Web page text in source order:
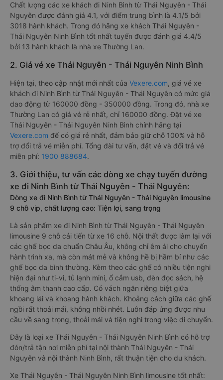
Chất lượng các xe khách đi Ninh Bình từ Thái Nguyên - Thái
Nguyên được đánh giá 4.1, với điểm trung bình là 4.1/5 bởi
3018 hành khách. Trong đó hãng xe khách Thái Nguyên -
Thái Nguyên Ninh Bình tốt nhất tuyến được đánh giá 4.4/5
bởi 13 hành khách là nhà xe Thường Lan.
2. Giá vé xe Thái Nguyên - Thái Nguyên Ninh Bình
Hiện tại, theo cập nhật mới nhất của Vexere.com, giá vé xe
khách đi Ninh Bình từ Thái Nguyên - Thái Nguyên có mức giá
dao động từ 160000 đồng - 350000 đồng. Trong đó, nhà xe
Thường Lan có giá vé rẻ nhất, chỉ 160000 đồng. Đặt vé xe
Thái Nguyên - Thái Nguyên Ninh Bình chính hãng tại
Vexere.com để có giá rẻ nhất, đảm bảo giữ chỗ 100% và hỗ
trợ đổi trả vé miễn phí. Tổng đài tư vấn, đặt vé và đổi trả vé
miễn phí: 1900 888684.
3. Giới thiệu, tư vấn các dòng xe chạy tuyến đường
xe đi Ninh Bình từ Thái Nguyên - Thái Nguyên:
Dòng xe đi Ninh Bình từ Thái Nguyên - Thái Nguyên limousine
9 chỗ vip, chất lượng cao: Tiện lợi, sang trọng
Là sản phẩm xe đi Ninh Bình từ Thái Nguyên - Thái Nguyên
limousine 9 chỗ cải tiến từ xe 16 chỗ. Nội thất được làm lại với
các ghế bọc da chuẩn Châu Âu, không chỉ êm ái cho chuyến
hành trình xa, mà còn mát mẻ và không hề bị hầm bí như các
ghế bọc da bình thường. Kèm theo các ghế có nhiều tiện nghi
hiện đại như ti-vi, tủ lạnh mini, ổ cắm usb, đèn đọc sách, hệ
thống âm thanh cao cấp. Có vách ngăn riêng biệt giữa
khoang lái và khoang hành khách. Khoảng cách giữa các ghế
ngồi rất thoải mái, không nhồi nhét. Luôn đáp ứng được nhu
cầu về sang trọng, thoải mái và tiện nghi trong việc di chuyển.
Đây là loại xe Thái Nguyên - Thái Nguyên Ninh Bình có hỗ trợ
đón/trả tận nơi miễn phí tại nội thành Thái Nguyên - Thái
Nguyên và nội thành Ninh Bình, rất thuận tiện cho du khách.
Xe Thái Nguyên - Thái Nguyên Ninh Bình limousine tốt nhất: